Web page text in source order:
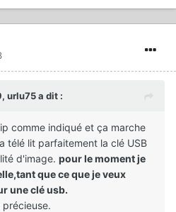
urlu75 a dit :
comme indiqué et ça marche
télé lit parfaitement la clé USB
d'image. pour le moment je
que ce que je veux
une clé usb.